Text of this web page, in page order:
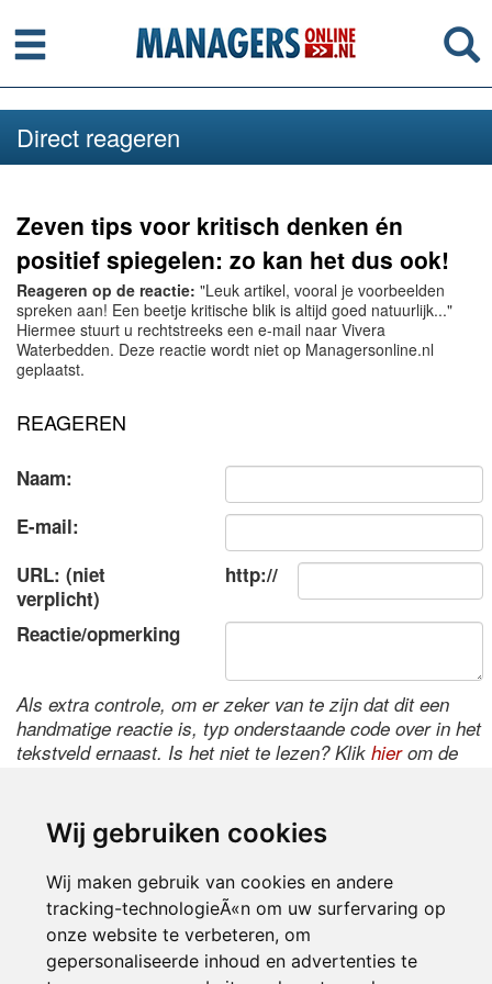
Wij gebruiken cookies
Wij maken gebruik van cookies en andere
tracking-technologieÃ«n om uw surfervaring op
onze website te verbeteren, om
gepersonaliseerde inhoud en advertenties te
Menu
Direct reageren
Zeven tips voor kritisch denken én
positief spiegelen: zo kan het dus ook!
Reageren op de reactie: "Leuk artikel, vooral je voorbeelden
spreken aan! Een beetje kritische blik is altijd goed natuurlijk..."
Hiermee stuurt u rechtstreeks een e-mail naar Vivera
Waterbedden. Deze reactie wordt niet op Managersonline.nl
geplaatst.
REAGEREN
Naam:
E-mail:
URL: (niet
verplicht)
http://
Reactie/opmerking
Als extra controle, om er zeker van te zijn dat dit een
handmatige reactie is, typ onderstaande code over in het
tekstveld ernaast. Is het niet te lezen? Klik hierom de